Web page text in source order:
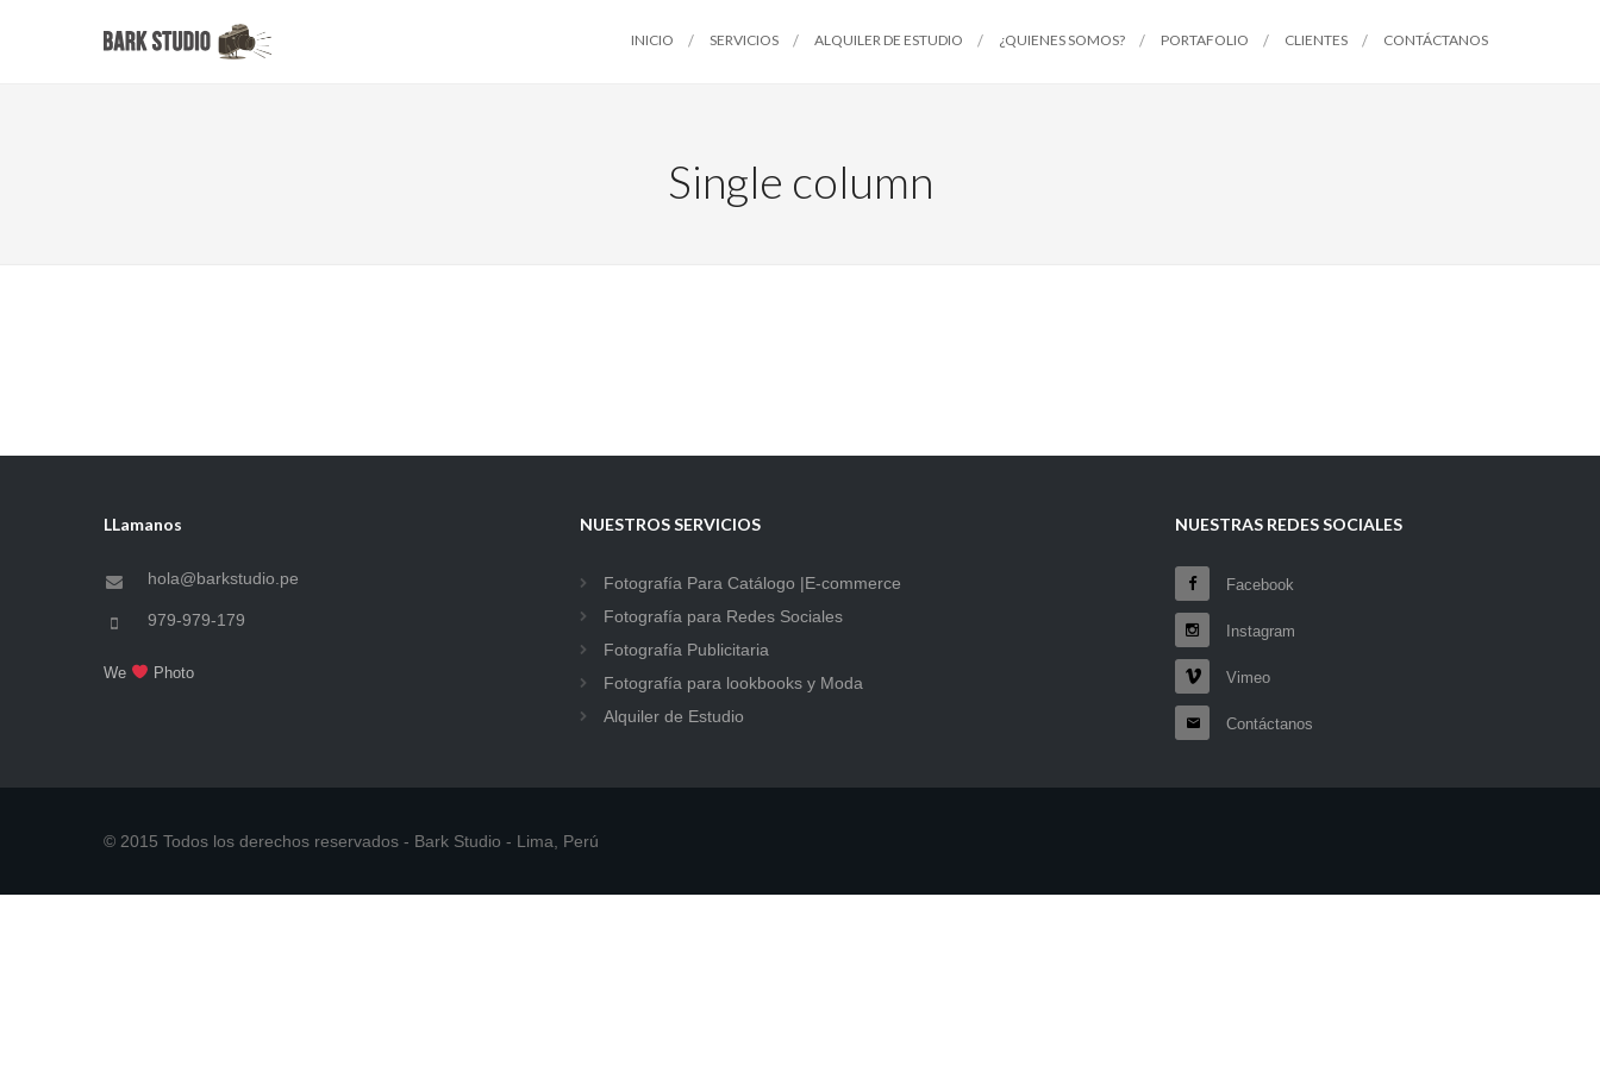
INICIO SERVICIOS ALQUILER DE ESTUDIO ¿QUIENES SOMOS? PORTAFOLIO CLIENTES CONTÁCTANOS
Single column
LLamanos
hola@barkstudio.pe
979-979-179
We Photo
NUESTROS SERVICIOS
Fotografía Para Catálogo |E-commerce
Fotografía para Redes Sociales
Fotografía Publicitaria
Fotografía para lookbooks y Moda
Alquiler de Estudio
NUESTRAS REDES SOCIALES
Facebook
Instagram
Vimeo
Contáctanos
© 2015 Todos los derechos reservados - Bark Studio - Lima, Perú